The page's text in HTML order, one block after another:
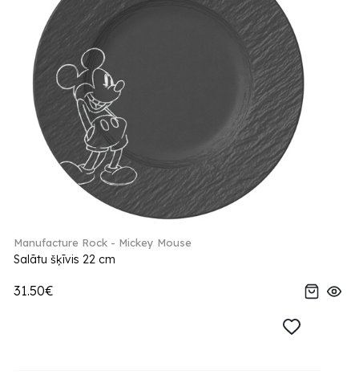
Manufacture Rock - Mickey Mouse
Salātu šķīvis 22 cm
31.50€